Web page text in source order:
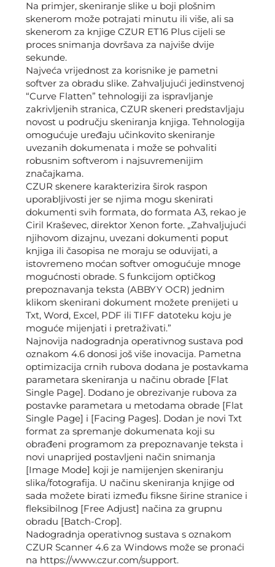
Na primjer, skeniranje slike u boji plošnim
skenerom može potrajati minutu ili više, ali sa
skenerom za knjige CZUR ET16 Plus cijeli se
proces snimanja dovršava za najviše dvije
sekunde.
Najveća vrijednost za korisnike je pametni
softver za obradu slike. Zahvaljujući jedinstvenoj
“Curve Flatten” tehnologiji za ispravljanje
zakrivljenih stranica, CZUR skeneri predstavljaju
novost u području skeniranja knjiga. Tehnologija
omogućuje uređaju učinkovito skeniranje
uvezanih dokumenata i može se pohvaliti
robusnim softverom i najsuvremenijim
značajkama.
CZUR skenere karakterizira širok raspon
uporabljivosti jer se njima mogu skenirati
dokumenti svih formata, do formata A3, rekao je
Ciril Kraševec, direktor Xenon forte. „Zahvaljujući
njihovom dizajnu, uvezani dokumenti poput
knjiga ili časopisa ne moraju se oduvijati, a
istovremeno moćan softver omogućuje mnoge
mogućnosti obrade. S funkcijom optičkog
prepoznavanja teksta (ABBYY OCR) jednim
klikom skenirani dokument možete prenijeti u
Txt, Word, Excel, PDF ili TIFF datoteku koju je
moguće mijenjati i pretraživati.”
Najnovija nadogradnja operativnog sustava pod
oznakom 4.6 donosi još više inovacija. Pametna
optimizacija crnih rubova dodana je postavkama
parametara skeniranja u načinu obrade [Flat
Single Page]. Dodano je obrezivanje rubova za
postavke parametara u metodama obrade [Flat
Single Page] i [Facing Pages]. Dodan je novi Txt
format za spremanje dokumenata koji su
obrađeni programom za prepoznavanje teksta i
novi unaprijed postavljeni način snimanja
[Image Mode] koji je namijenjen skeniranju
slika/fotografija. U načinu skeniranja knjige od
sada možete birati između fiksne širine stranice i
fleksibilnog [Free Adjust] načina za grupnu
obradu [Batch-Crop].
Nadogradnja operativnog sustava s oznakom
CZUR Scanner 4.6 za Windows može se pronaći
na https://www.czur.com/support.